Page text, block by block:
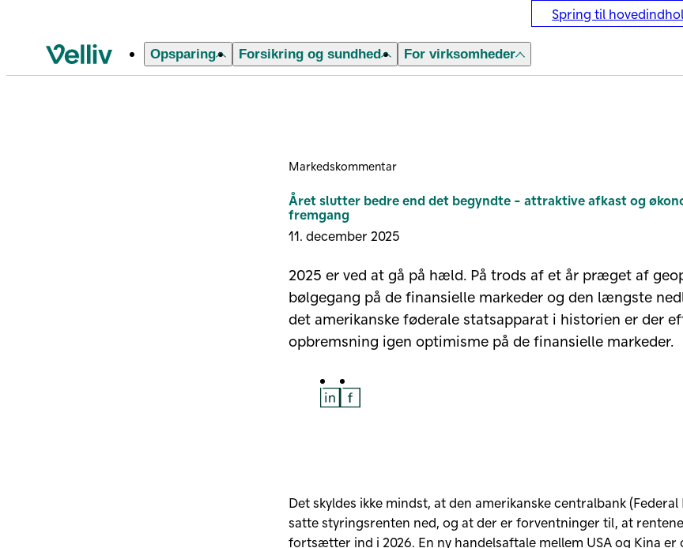
Spring til
Velliv startside
Opsparing Forsikring og sundhed For virksomheder
Året slutter bedre end det begyndte - attraktive afkast og
fremgang
11. december 2025
Markedskommentar
2025 er ved at gå på hæld. På trods af et år præget af
bølgegang på de finansielle markeder og den længste
det amerikanske føderale statsapparat i historien er der
opbremsning igen optimisme på de finansielle markeder.
Del på LinkedIn
Det skyldes ikke mindst, at den amerikanske centralbank (Federal
satte styringsrenten ned, og at der er forventninger til, at
fortsætter ind i 2026. En ny handelsaftale mellem USA og Kina er